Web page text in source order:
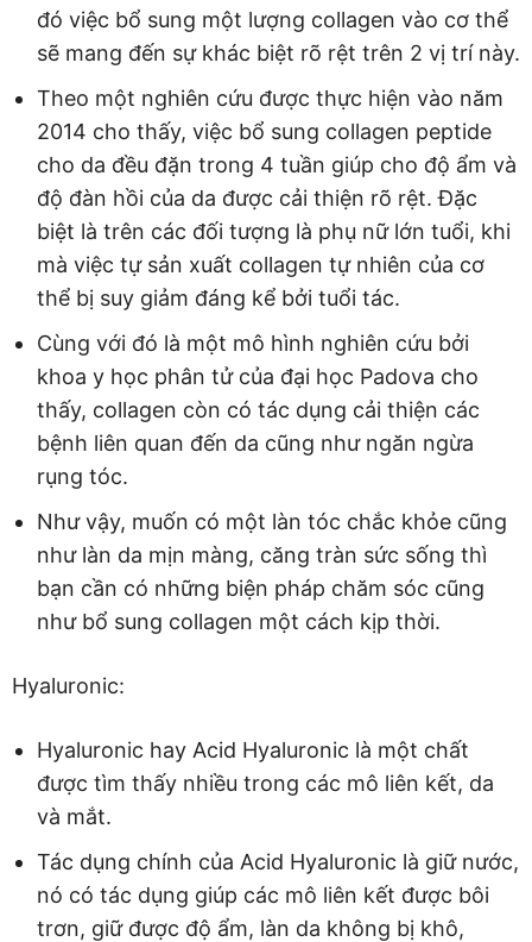
đó việc bổ sung một lượng collagen vào cơ thể
sẽ mang đến sự khác biệt rõ rệt trên 2 vị trí này.
Theo một nghiên cứu được thực hiện vào năm
2014 cho thấy, việc bổ sung collagen peptide
cho da đều đặn trong 4 tuần giúp cho độ ẩm và
độ đàn hồi của da được cải thiện rõ rệt. Đặc
biệt là trên các đối tượng là phụ nữ lớn tuổi, khi
mà việc tự sản xuất collagen tự nhiên của cơ
thể bị suy giảm đáng kể bởi tuổi tác.
Cùng với đó là một mô hình nghiên cứu bởi
khoa y học phân tử của đại học Padova cho
thấy, collagen còn có tác dụng cải thiện các
bệnh liên quan đến da cũng như ngăn ngừa
rụng tóc.
Như vậy, muốn có một làn tóc chắc khỏe cũng
như làn da mịn màng, căng tràn sức sống thì
bạn cần có những biện pháp chăm sóc cũng
như bổ sung collagen một cách kịp thời.
Hyaluronic:
Hyaluronic hay Acid Hyaluronic là một chất
được tìm thấy nhiều trong các mô liên kết, da
và mắt.
Tác dụng chính của Acid Hyaluronic là giữ nước,
nó có tác dụng giúp các mô liên kết được bôi
trơn, giữ được độ ẩm, làn da không bị khô,